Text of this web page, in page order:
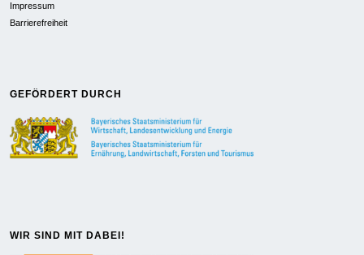
Impressum
Barrierefreiheit
GEFÖRDERT DURCH
WIR SIND MIT DABEI!